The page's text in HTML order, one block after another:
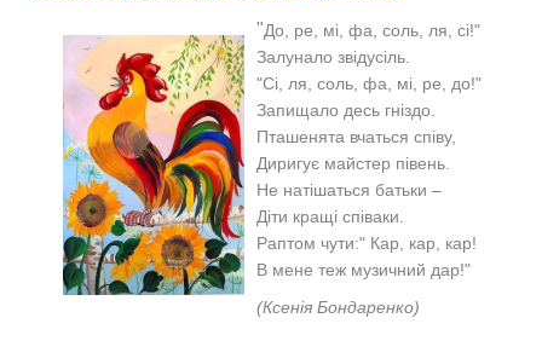
"До, ре, мі, фа, соль, ля, сі!"
Залунало звідусіль.
"Сі, ля, соль, фа, мі, ре, до!"
Запищало десь гніздо.
Пташенята вчаться співу,
Диригує майстер півень.
Не натішаться батьки –
Діти кращі співаки.
Раптом чути:" Кар, кар, кар!
В мене теж музичний дар!"
(Ксенія Бондаренко)